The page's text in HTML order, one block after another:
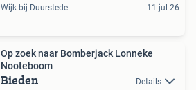
Wijk bij Duurstede 11 jul 26
Op zoek naar Bomberjack Lonneke
Nooteboom
Bieden Details